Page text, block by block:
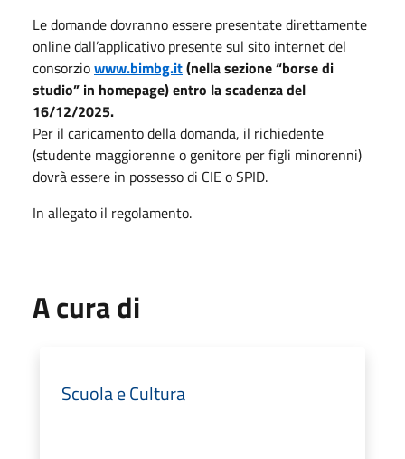
Le domande dovranno essere presentate direttamente
online dall’applicativo presente sul sito internet del
consorziowww.bimbg.it(nella sezione “borse di
studio” in homepage) entro la scadenza del
16/12/2025.
Per il caricamento della domanda, il richiedente
(studente maggiorenne o genitore per figli minorenni)
dovrà essere in possesso di CIE o SPID.
In allegato il regolamento.
A cura di
Scuola e Cultura